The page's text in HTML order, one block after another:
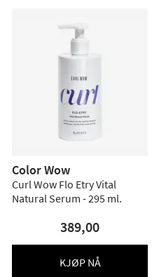
Color Wow
Curl Wow Flo Etry Vital
Natural Serum - 295 ml.
389,00
KJØP NÅ